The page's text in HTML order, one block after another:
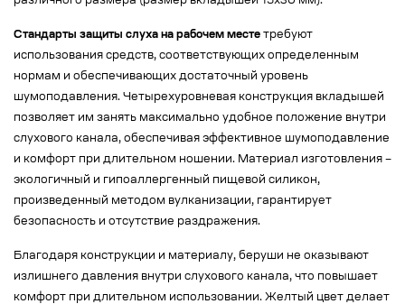
Стандарты защиты слуха на рабочем месте требуют
использования средств, соответствующих определенным
нормам и обеспечивающих достаточный уровень
шумоподавления. Четырехуровневая конструкция вкладышей
позволяет им занять максимально удобное положение внутри
слухового канала, обеспечивая эффективное шумоподавление
и комфорт при длительном ношении. Материал изготовления –
экологичный и гипоаллергенный пищевой силикон,
произведенный методом вулканизации, гарантирует
безопасность и отсутствие раздражения.
Благодаря конструкции и материалу, беруши не оказывают
излишнего давления внутри слухового канала, что повышает
комфорт при длительном использовании. Желтый цвет делает